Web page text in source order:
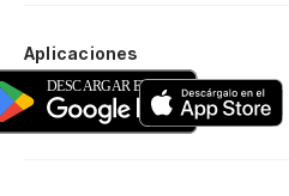
Aplicaciones